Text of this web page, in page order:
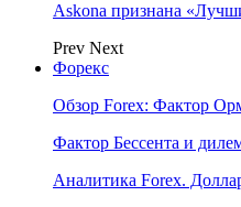
Askona признана
Prev Next
Форекс
Обзор Forex: Фактор
Фактор Бессента и
Аналитика Forex.